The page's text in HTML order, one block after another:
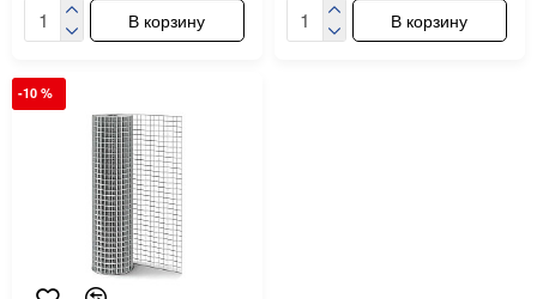
В корзину В корзину
-10 %